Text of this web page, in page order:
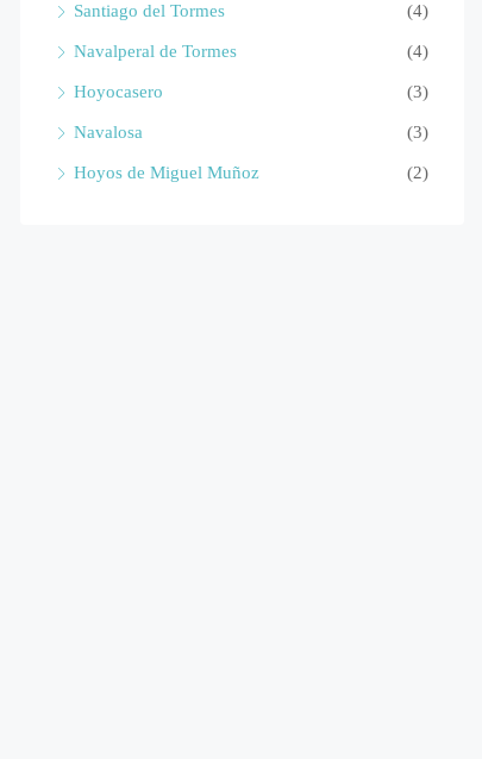
Santiago del Tormes (4)
Navalperal de Tormes (4)
Hoyocasero (3)
Navalosa (3)
Hoyos de Miguel Muñoz (2)